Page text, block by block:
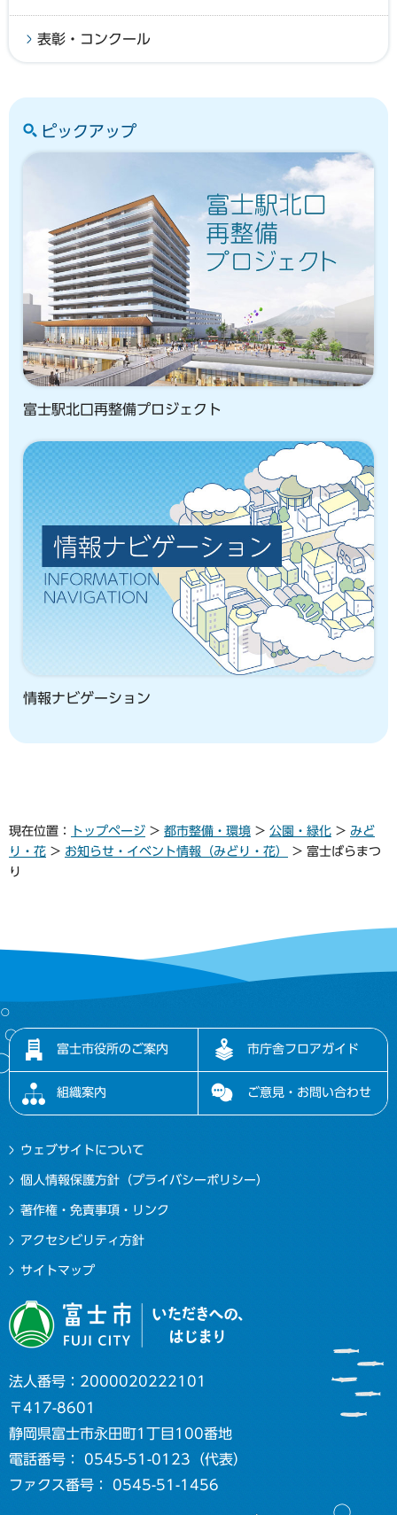
表彰・コンクール
ピックアップ
富士駅北口再整備プロジェクト
情報ナビゲーション
現在位置： トップページ > 都市整備・環境 > 公園・緑化 > みど
り・花 > お知らせ・イベント情報（みどり・花）
> 富士ばらまつ
り
富士市役所のご案内 市庁舎フロアガイド
組織案内 ご意見・お問い合わせ
ウェブサイトについて
個人情報保護方針（プライバシーポリシー）
著作権・免責事項・リンク
アクセシビリティ方針
サイトマップ
法人番号：2000020222101
〒417-8601
静岡県富士市永田町1丁目100番地
電話番号： 0545-51-0123（代表）
ファクス番号： 0545-51-1456